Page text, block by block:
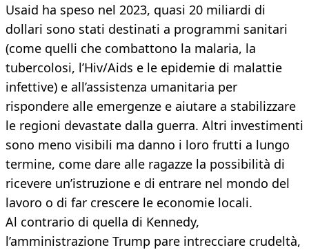
Usaid ha speso nel 2023, quasi 20 miliardi di
dollari sono stati destinati a programmi sanitari
(come quelli che combattono la malaria, la
tubercolosi, l’Hiv/Aids e le epidemie di malattie
infettive) e all’assistenza umanitaria per
rispondere alle emergenze e aiutare a stabilizzare
le regioni devastate dalla guerra. Altri investimenti
sono meno visibili ma danno i loro frutti a lungo
termine, come dare alle ragazze la possibilità di
ricevere un’istruzione e di entrare nel mondo del
lavoro o di far crescere le economie locali.
Al contrario di quella di Kennedy,
l’amministrazione Trump pare intrecciare crudeltà,